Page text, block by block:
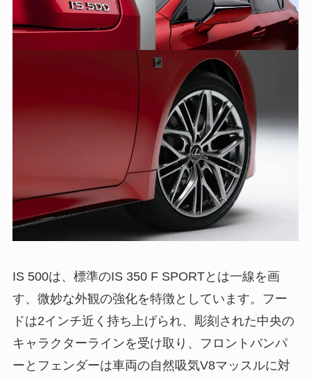
IS 500は、標準のIS 350 F SPORTとは一線を画
す、微妙な外観の強化を特徴としています。フー
ドは2インチ近く持ち上げられ、彫刻された中央の
キャラクターラインを受け取り、フロントバンパ
ーとフェンダーは車両の自然吸気V8マッスルに対